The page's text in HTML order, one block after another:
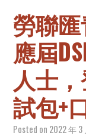
勞聯
應屆
人士
試包+
Posted on 2022 年 3